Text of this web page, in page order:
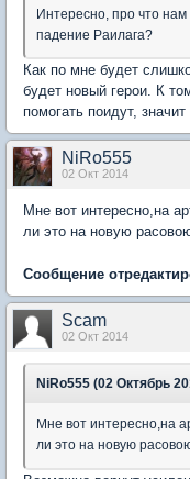
Интересно, про что
падение Раилага?
Как по мне будет
будет новый герои. К
помогать поидут,
NiRo555
02 Окт 2014
Мне вот интересно,на
ли это на новую
Сообщение
Scam
02 Окт 2014
NiRo555 (02 Октябрь
Мне вот интересно,на
ли это на новую